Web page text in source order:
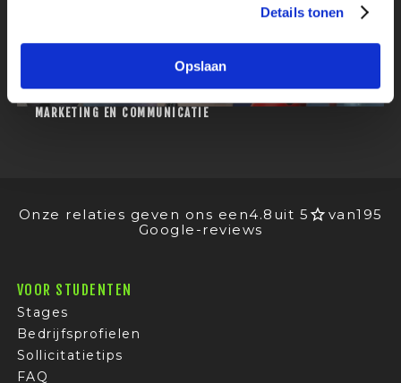
Details tonen
Opslaan
DIGITAL CONTENT STAGIAIR BIJ DISNEY
MARKETING EN COMMUNICATIE
Onze relaties geven ons een4.8 uit 5 van195
Google-reviews
VOOR STUDENTEN
Stages
Bedrijfsprofielen
Sollicitatietips
FAQ